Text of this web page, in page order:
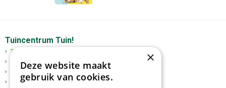
Tuincentrum Tuin!
Tuincentrum
Mediterrane bomen
Tuinplanten
Kerst
×
Deze website maakt
gebruik van cookies.